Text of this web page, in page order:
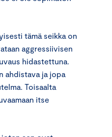
tämä seikka on
aggressiivisen
hidastettuna.
ahdistava ja jopa
Toisaalta
itse